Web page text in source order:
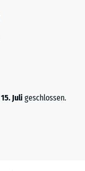
15. Juli geschlossen.